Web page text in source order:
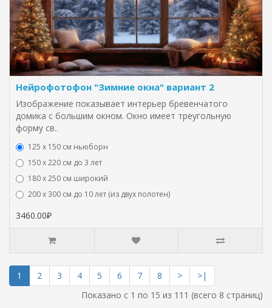
Нейрофотофон "Зимние окна" вариант 2
Изображение показывает интерьер бревенчатого
домика с большим окном. Окно имеет треугольную
форму св..
125 x 150 см ньюборн
150 х 220 см до 3 лет
180 х 250 см широкий
200 х 300 см до 10 лет (из двух полотен)
3460.00₽
1 2 3 4 5 6 7 8 >
>|
Показано с 1 по 15 из 111 (всего 8 страниц)